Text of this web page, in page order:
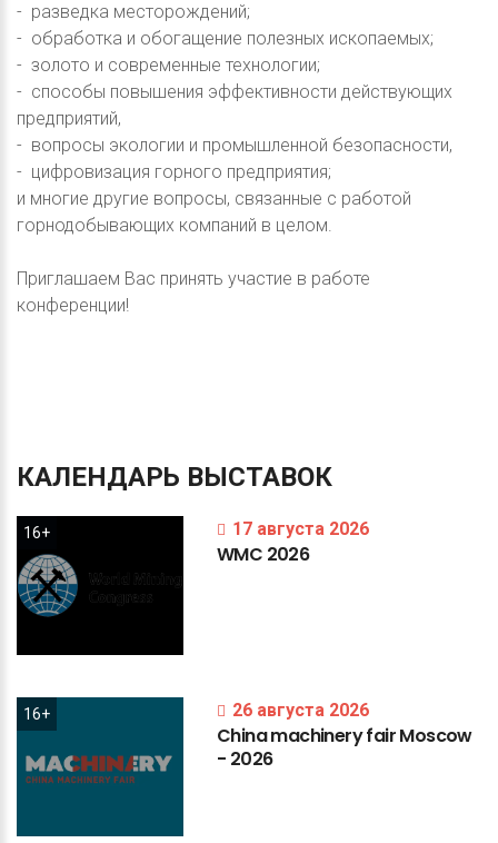
- разведка месторождений;
- обработка и обогащение полезных ископаемых;
- золото и современные технологии;
- способы повышения эффективности действующих
предприятий,
- вопросы экологии и промышленной безопасности,
- цифровизация горного предприятия;
и многие другие вопросы, связанные с работой
горнодобывающих компаний в целом.
Приглашаем Вас принять участие в работе
конференции!
КАЛЕНДАРЬ ВЫСТАВОК
16+ 17 августа 2026
WMC 2026
16+ 26 августа 2026
ChinamachineryfairMoscow
- 2026